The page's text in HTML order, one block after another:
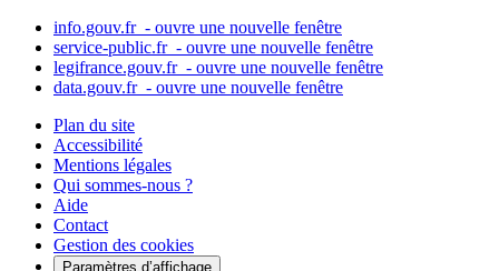
info.gouv.fr - ouvre une nouvelle fenêtre
service-public.fr - ouvre une nouvelle fenêtre
legifrance.gouv.fr - ouvre une nouvelle fenêtre
data.gouv.fr - ouvre une nouvelle fenêtre
Plan du site
Accessibilité
Mentions légales
Qui sommes-nous ?
Aide
Contact
Gestion des cookies
Paramètres d’affichage